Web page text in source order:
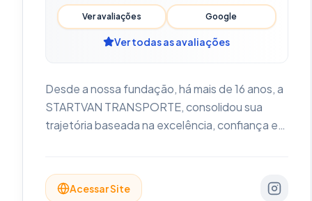
Ver avaliações Google
Ver todas as avaliações
Desde a nossa fundação, há mais de 16 anos, a
STARTVAN TRANSPORTE, consolidou sua
trajetória baseada na excelência, confiança e
profundo sobre o setor de TRANSPORTE
EXECUTIVO DE PASSAGEIROS, o que nos
Acessar Site